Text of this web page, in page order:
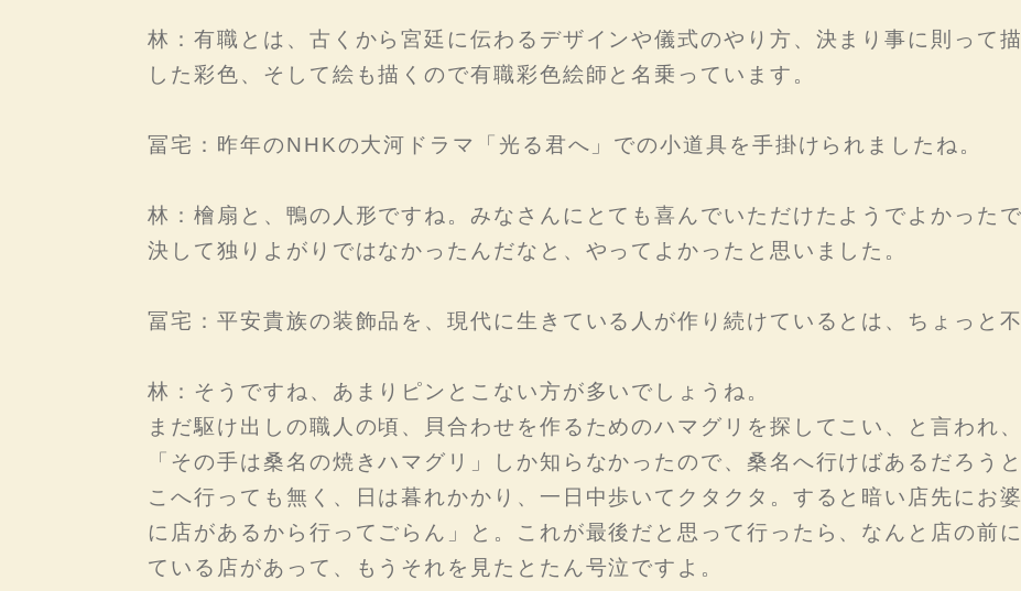
林：有職とは、古くから宮廷に伝わるデザインや儀式のやり方、決まり事に則って
した彩色、そして絵も描くので有職彩色絵師と名乗っています。
冨宅：昨年のNHKの大河ドラマ「光る君へ」での小道具を手掛けられましたね。
林：檜扇と、鴨の人形ですね。みなさんにとても喜んでいただけたようでよかった
決して独りよがりではなかったんだなと、やってよかったと思いました。
冨宅：平安貴族の装飾品を、現代に生きている人が作り続けているとは、ちょっと
林：そうですね、あまりピンとこない方が多いでしょうね。
まだ駆け出しの職人の頃、貝合わせを作るためのハマグリを探してこい、と言われ
「その手は桑名の焼きハマグリ」しか知らなかったので、桑名へ行けばあるだろう
こへ行っても無く、日は暮れかかり、一日中歩いてクタクタ。すると暗い店先にお
に店があるから行ってごらん」と。これが最後だと思って行ったら、なんと店の前
ている店があって、もうそれを見たとたん号泣ですよ。